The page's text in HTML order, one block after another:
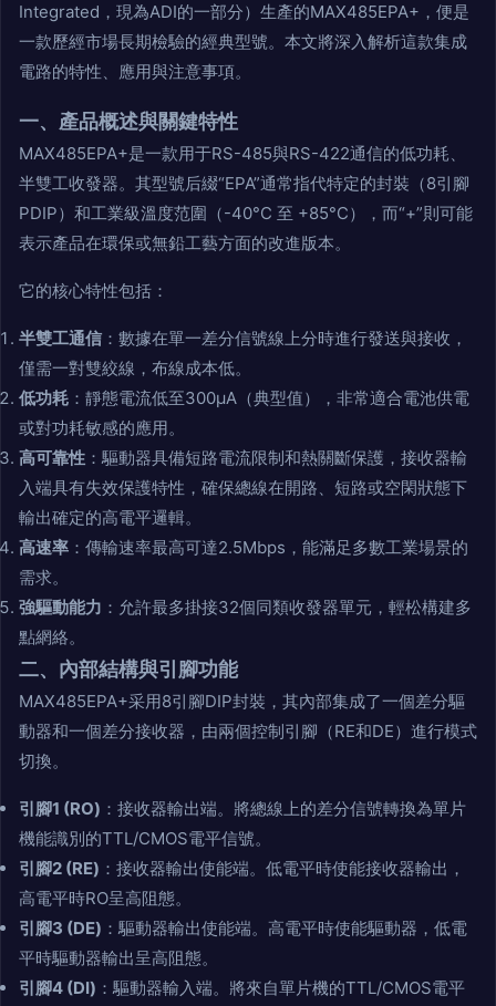
Integrated，現為ADI的一部分）生產的MAX485EPA+，便是
一款歷經市場長期檢驗的經典型號。本文將深入解析這款集成
電路的特性、應用與注意事項。
一、產品概述與關鍵特性
MAX485EPA+是一款用于RS-485與RS-422通信的低功耗、
半雙工收發器。其型號后綴“EPA”通常指代特定的封裝（8引腳
PDIP）和工業級溫度范圍（-40°C 至 +85°C），而“+”則可能
表示產品在環保或無鉛工藝方面的改進版本。
它的核心特性包括：
半雙工通信 ：數據在單一差分信號線上分時進行發送與接收，
僅需一對雙絞線，布線成本低。
低功耗 ：靜態電流低至300μA（典型值），非常適合電池供電
或對功耗敏感的應用。
高可靠性 ：驅動器具備短路電流限制和熱關斷保護，接收器輸
入端具有失效保護特性，確保總線在開路、短路或空閑狀態下
輸出確定的高電平邏輯。
高速率 ：傳輸速率最高可達2.5Mbps，能滿足多數工業場景的
需求。
強驅動能力 ：允許最多掛接32個同類收發器單元，輕松構建多
點網絡。
二、內部結構與引腳功能
MAX485EPA+采用8引腳DIP封裝，其內部集成了一個差分驅
動器和一個差分接收器，由兩個控制引腳（RE和DE）進行模式
切換。
引腳1 (RO) ：接收器輸出端。將總線上的差分信號轉換為單片
機能識別的TTL/CMOS電平信號。
引腳2 (RE) ：接收器輸出使能端。低電平時使能接收器輸出，
高電平時RO呈高阻態。
引腳3 (DE) ：驅動器輸出使能端。高電平時使能驅動器，低電
平時驅動器輸出呈高阻態。
引腳4 (DI) ：驅動器輸入端。將來自單片機的TTL/CMOS電平